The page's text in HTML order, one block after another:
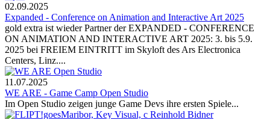
02.09.2025
Expanded - Conference on Animation and Interactive Art 2025
gold extra ist wieder Partner der EXPANDED - CONFERENCE
ON ANIMATION AND INTERACTIVE ART 2025: 3. bis 5.9.
2025 bei FREIEM EINTRITT im Skyloft des Ars Electronica
Centers, Linz....
11.07.2025
WE ARE - Game Camp Open Studio
Im Open Studio zeigen junge Game Devs ihre ersten Spiele...